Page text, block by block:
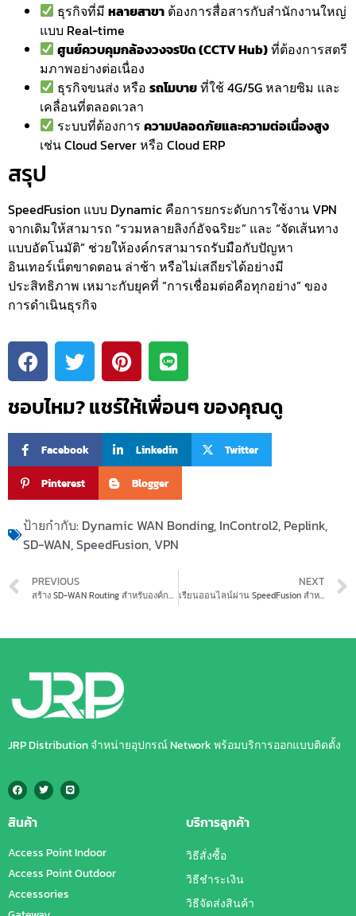
ธุรกิจที่มีหลายสาขา ต้องการสื่อสารกับสำนักงานใหญ่
แบบ Real-time
ศูนย์ควบคุมกล้องวงจรปิด (CCTV Hub)ที่ต้องการสตรี
มภาพอย่างต่อเนื่อง
ธุรกิจขนส่ง หรือรถโมบายที่ใช้ 4G/5G หลายซิม และ
เคลื่อนที่ตลอดเวลา
ระบบที่ต้องการความปลอดภัยและความต่อเนื่องสูง
เช่น Cloud Server หรือ Cloud ERP
สรุป
SpeedFusion แบบ Dynamic คือการยกระดับการใช้งาน VPN
จากเดิมให้สามารถ “รวมหลายลิงก์อัจฉริยะ” และ “จัดเส้นทาง
แบบอัตโนมัติ” ช่วยให้องค์กรสามารถรับมือกับปัญหา
อินเทอร์เน็ตขาดตอน ล่าช้า หรือไม่เสถียรได้อย่างมี
ประสิทธิภาพ เหมาะกับยุคที่ “การเชื่อมต่อคือทุกอย่าง” ของ
การดำเนินธุรกิจ
ชอบไหม? แชร์ให้เพื่อนๆ ของคุณดู
Facebook Linkedin Twitter
Pinterest Blogger
ป้ายกำกับ: Dynamic WAN Bonding, InControl2, Peplink,
SD-WAN,SpeedFusion, VPN
PREVIOUS
สร้าง SD-WAN Routing สำหรับองค์กรหลายไซต์ – เชื่อมต่อสาขาอย่างมืออาชีพ ปลอดภัยและเสถียร
NEXT
เรียนออนไลน์ผ่าน SpeedFusion สำหรับโรงเรียน
JRP Distribution จำหน่ายอุปกรณ์ Network พร้อมบริการออกแบบติดตั้ง
สินค้า
Access Point Indoor
Access Point Outdoor
Accessories
บริการลูกค้า
วิธีสั่งซื้อ
วิธีชำระเงิน
วิธีจัดส่งสินค้า